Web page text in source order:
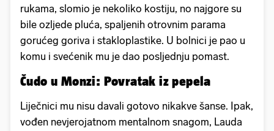
rukama, slomio je nekoliko kostiju, no najgore su
bile ozljede pluća, spaljenih otrovnim parama
gorućeg goriva i stakloplastike. U bolnici je pao u
komu i svećenik mu je dao posljednju pomast.
Čudo u Monzi: Povratak iz pepela
Liječnici mu nisu davali gotovo nikakve šanse. Ipak,
vođen nevjerojatnom mentalnom snagom, Lauda